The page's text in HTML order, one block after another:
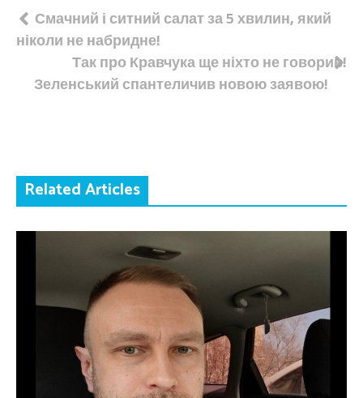
Навігація
записів
Смачний і ситний салат за 5 хвилин, який
ніколи не набридне!
Так про Кравчука ще ніхто не говорив!
Зеленський спантеличив новою заявою!
Related Articles